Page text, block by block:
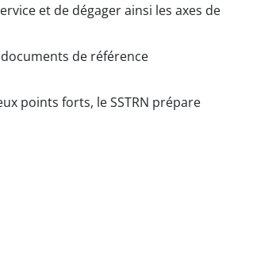
et de dégager ainsi les axes de
de référence
points forts, le SSTRN prépare